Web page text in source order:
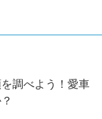
調べよう！愛車